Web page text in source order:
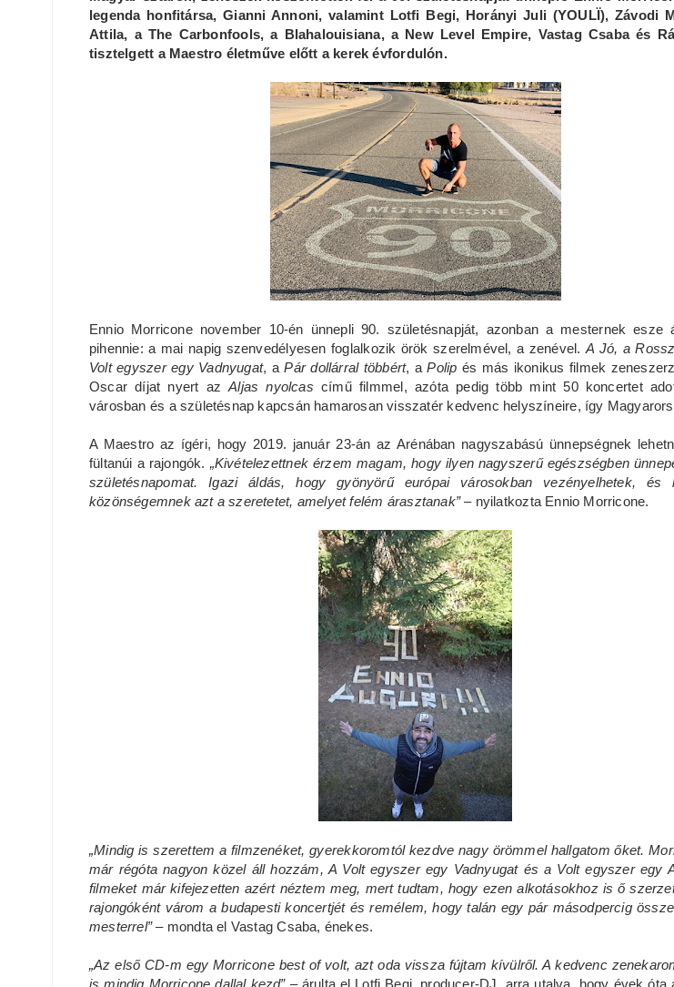
legenda honfitársa, Gianni Annoni, valamint Lotfi Begi, Horányi Juli (YOULÏ), Závodi
Attila, a The Carbonfools, a Blahalouisiana, a New Level Empire, Vastag Csaba és
tisztelgett a Maestro életműve előtt a kerek évfordulón.
Ennio Morricone november 10-én ünnepli 90. születésnapját, azonban a mesternek esze
pihennie: a mai napig szenvedélyesen foglalkozik örök szerelmével, a zenével. A Jó, a
Volt egyszer egy Vadnyugat, aPár dollárral többért, aPolip és más ikonikus filmek
Oscar díjat nyert azAljas nyolcas című filmmel, azóta pedig több mint 50 koncertet
városban és a születésnap kapcsán hamarosan visszatér kedvenc helyszíneire, így
A Maestro az ígéri, hogy 2019. január 23-án az Arénában nagyszabású ünnepségnek
fültanúi a rajongók. „Kivételezettnek érzem magam, hogy ilyen nagyszerű egészségben
születésnapomat. Igazi áldás, hogy gyönyörű európai városokban vezényelhetek, és
közönségemnek azt a szeretetet, amelyet felém árasztanak”– nyilatkozta Ennio Morricone.
„Mindig is szerettem a filmzenéket, gyerekkoromtól kezdve nagy örömmel hallgatom őket.
már régóta nagyon közel áll hozzám, A Volt egyszer egy Vadnyugat és a Volt egyszer egy
filmeket már kifejezetten azért néztem meg, mert tudtam, hogy ezen alkotásokhoz is ő
rajongóként várom a budapesti koncertjét és remélem, hogy talán egy pár másodpercig
mesterrel”– mondta el Vastag Csaba, énekes.
„Az első CD-m egy Morricone best of volt, azt oda vissza fújtam kívülről. A kedvenc
is mindig Morricone dallal kezd” – árulta el Lotfi Begi, producer-DJ, arra utalva, hogy évek óta